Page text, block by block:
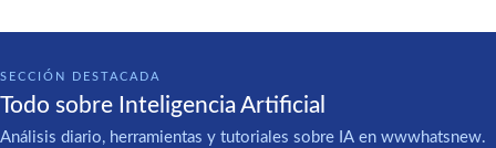
SECCIÓN DESTACADA
Todo sobre Inteligencia Artificial
Análisis diario, herramientas y tutoriales sobre IA en wwwhatsnew.